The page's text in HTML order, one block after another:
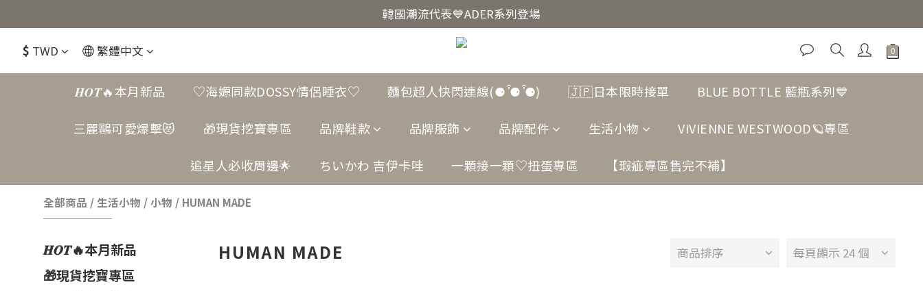
韓國爆紅🔥LUODIN Y2K相機📷
韓國潮流代表💙ADER系列登場
韓國爆紅🔥LUODIN Y2K相機📷
$ TWD 繁體中文
𝑯𝑶𝑻🔥本月新品 ♡海嫄同款DOSSY情侶睡衣♡ 麵包超人快閃連線(⚈ ̍̑⚈ ̍̑⚈) 🇯🇵日本限時接單 BLUE BOTTLE 藍瓶系列💙
三麗鷗可愛爆擊😻 🎁現貨挖寶專區 品牌鞋款 品牌服飾 品牌配件 生活小物 VIVIENNE WESTWOOD🪐專區
追星人必收周邊🌟 ちいかわ 吉伊卡哇 一顆接一顆♡扭蛋專區 【瑕疵專區售完不補】
全部商品 / 生活小物 /小物 / HUMAN MADE
𝑯𝑶𝑻🔥本月新品
🎁現貨挖寶專區
HUMAN MADE 商品排序 每頁顯示 24 個